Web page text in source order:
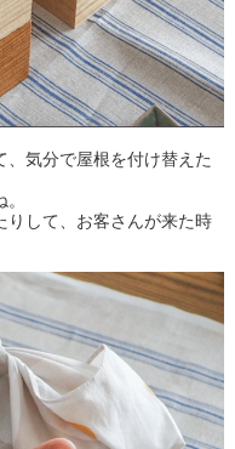
気分で屋根を付け替えた
りして、お客さんが来た時